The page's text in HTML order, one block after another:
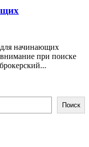
начинающих
внимание при поиске
Поиск